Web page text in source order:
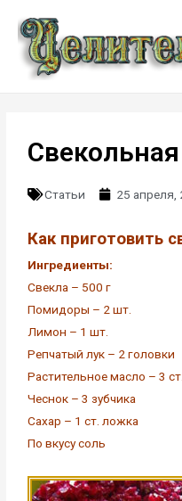
Статьи 25 апреля,
Как приготовить
Ингредиенты:
Свекла – 500 г
Помидоры – 2 шт.
Лимон – 1 шт.
Репчатый лук – 2 головки
Растительное масло – 3
Чеснок – 3 зубчика
Сахар – 1 ст. ложка
По вкусу соль